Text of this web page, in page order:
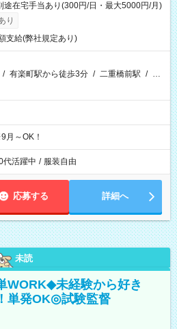
在宅手当あり(300円/日・最大5000円/月)
り
支給(弊社規定あり)
/ 有楽町駅から徒歩3分 / 二重橋前駅 / …
～OK！
代活躍中 / 服装自由
応募する 詳細へ
未読
WORK◆未経験から好き
単発OK◎試験監督